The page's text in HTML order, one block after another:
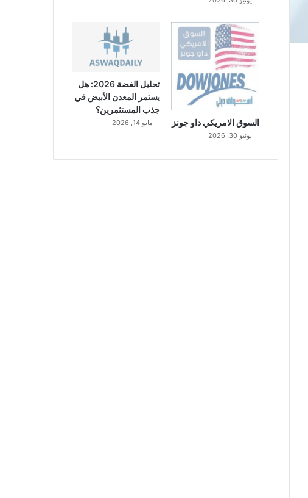
السوق الامريكي داو جونز
يونيو 30, 2026
تحليل الفضة 2026: هل
يستمر المعدن الأبيض في
جذب المستثمرين؟
مايو 14, 2026